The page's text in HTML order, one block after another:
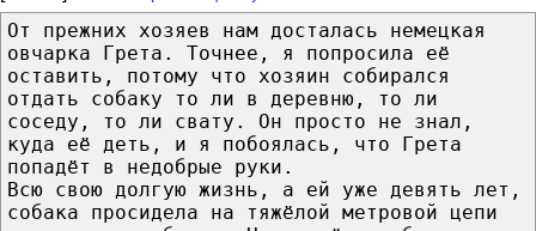
От прежних хозяев нам досталась немецкая
овчарка Грета. Точнее, я попросила её
оставить, потому что хозяин собирался
отдать собаку то ли в деревню, то ли
соседу, то ли свату. Он просто не знал,
куда её деть, и я побоялась, что Грета
попадёт в недобрые руки.
Всю свою долгую жизнь, а ей уже девять лет,
собака просидела на тяжёлой метровой цепи